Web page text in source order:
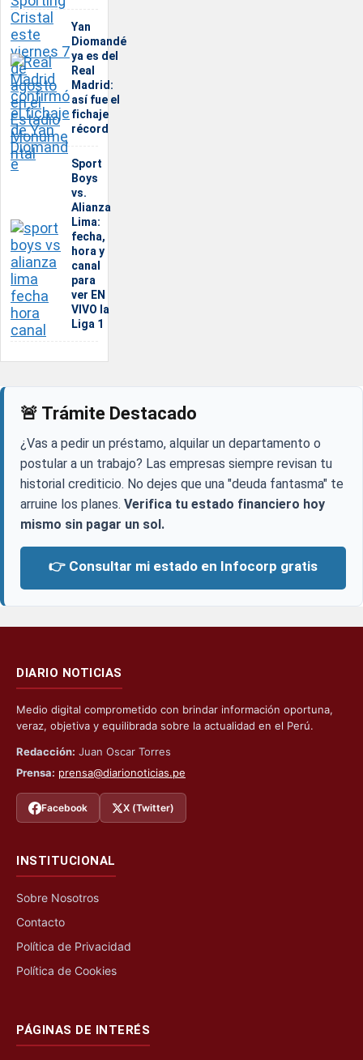
Yan
Diomandé
ya es del
Real
Madrid:
así fue el
fichaje
récord
Sport
Boys
vs.
Alianza
Lima:
fecha,
hora y
canal
para
ver EN
VIVO la
Liga 1
🚨 Trámite Destacado
¿Vas a pedir un préstamo, alquilar un departamento o
postular a un trabajo? Las empresas siempre revisan tu
historial crediticio. No dejes que una "deuda fantasma" te
arruine los planes. Verifica tu estado financiero hoy
mismo sin pagar un sol.
👉 Consultar mi estado en Infocorp gratis
DIARIO NOTICIAS
Medio digital comprometido con brindar información oportuna,
veraz, objetiva y equilibrada sobre la actualidad en el Perú.
Redacción: Juan Oscar Torres
Prensa: prensa@diarionoticias.pe
Facebook X (Twitter)
INSTITUCIONAL
Sobre Nosotros
Contacto
Política de Privacidad
Política de Cookies
PÁGINAS DE INTERÉS